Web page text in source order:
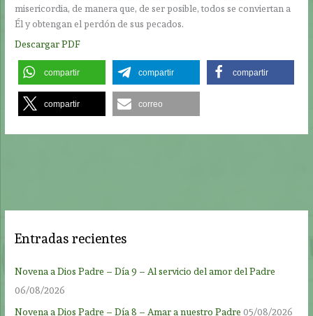
misericordia, de manera que, de ser posible, todos se conviertan a
Él y obtengan el perdón de sus pecados.
Descargar PDF
compartir compartir compartir
compartir correo
Entradas recientes
Novena a Dios Padre – Día 9 – Al servicio del amor del Padre
06/08/2026
Novena a Dios Padre – Día 8 – Amar a nuestro Padre 05/08/2026